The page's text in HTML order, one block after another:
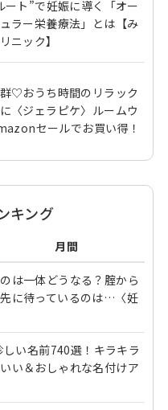
ート”で妊娠に導く「オー
ラー栄養療法」とは【み
ニック】
♡おうち時間のリラック
〈ジェラピケ〉ルームウ
セールでお買い得！
キング
月間
は一体どうなる？腟から
に待っているのは…〈妊
しい名前740選！キラキラ
い＆おしゃれな名付けア